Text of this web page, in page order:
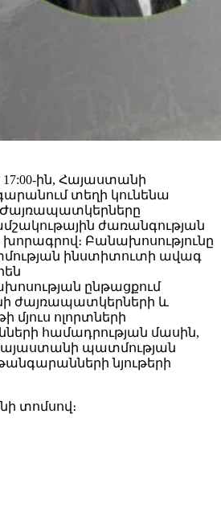
ին, Հայաստանի
տեղի կունենա
ժառանգության
Բանախոսությունը
ինստիտուտի ավագ
ընթացքում
ժայռապատկերների և
մյուս ոլորտների
համադրության մասին,
պատմության
նյութերի
տոմսով։